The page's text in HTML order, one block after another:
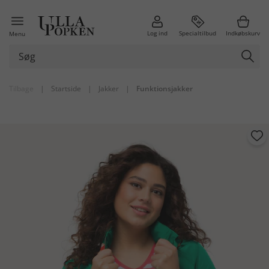
Menu Log ind Specialtilbud Indkøbskurv
| Startside | Jakker | Funktionsjakker